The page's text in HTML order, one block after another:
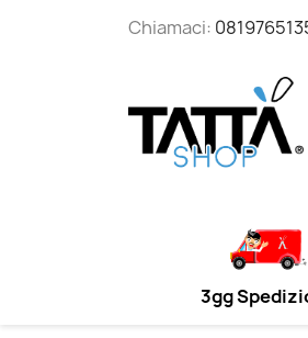
Chiamaci:
3gg